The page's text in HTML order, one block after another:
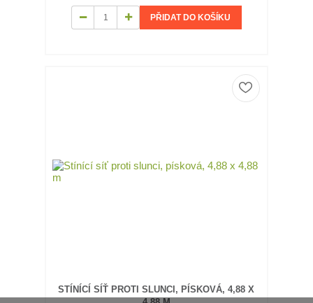
PŘIDAT DO KOŠÍKU
STÍNÍCÍ SÍŤ PROTI SLUNCI, PÍSKOVÁ, 4,88 X